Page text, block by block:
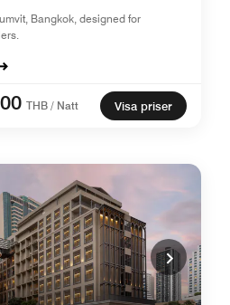
Bangkok, designed for
THB / Natt Visa priser